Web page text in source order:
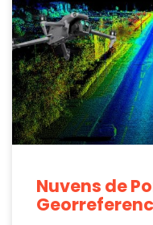
Nuvens de